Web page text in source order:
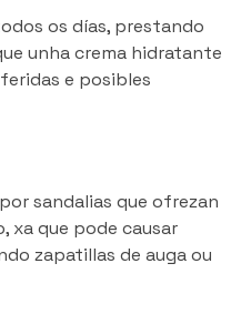
os días, prestando
unha crema hidratante
e posibles
sandalias que ofrezan
xa que pode causar
zapatillas de auga ou